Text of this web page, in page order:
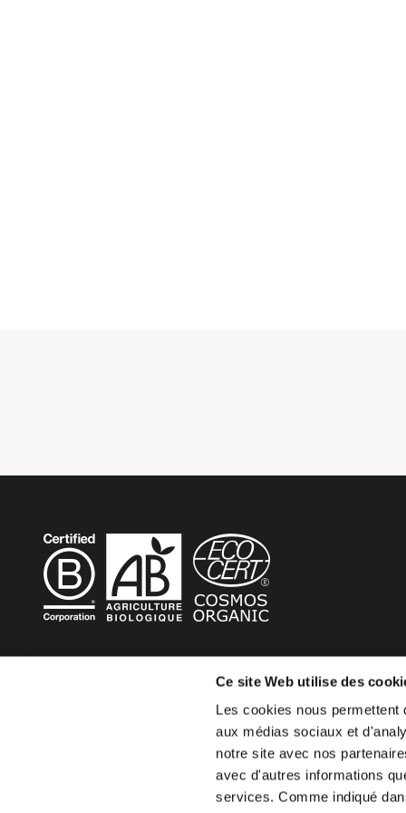
Ce site Web utilise des
Les cookies nous
aux médias sociaux et
notre site avec nos
avec d'autres informations
services. Comme indiqué
BECOME MOB
MOB HOTEL se développe en un véritable mouvement
Vous souhaitez créer votre MOB HOTEL et prendre part
écrivez-nous et racontez nous votre projet, nous vous